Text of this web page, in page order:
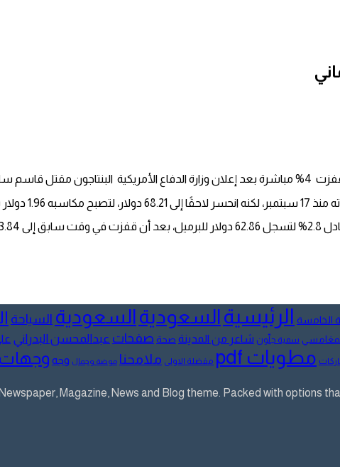
أفادت وكالة الصحافة الفرنسية أن أسعار النفط في الأسواق الدولية قفزت 4% مباشرة بعد إعلان وزارة
الخامسة الرئيسيةالسعوديةالسعودية السياحة
سمية جلّون شاعر من المدينة صحة صفحات عبدالمحسن البدراني
مطويات pdf مفضلة الاولى ملامحنا موضة وجمال وجه
Magazine, News and Blog theme. Packed with options